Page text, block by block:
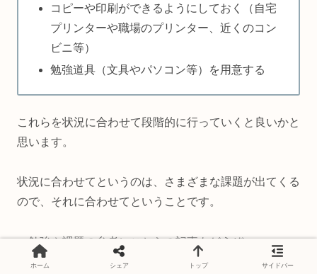
コピーや印刷ができるようにしておく（自宅
プリンターや職場のプリンター、近くのコン
ビニ等）
勉強道具（文具やパソコン等）を用意する
これらを状況に合わせて段階的に行っていくと良いかと
思います。
状況に合わせてというのは、さまざまな課題が出てくる
ので、それに合わせてということです。
▼勉強や課題の参考にこちらの記事もどうぞ
ホーム シェア トップ サイドバー